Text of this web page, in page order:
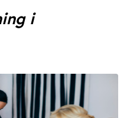
i